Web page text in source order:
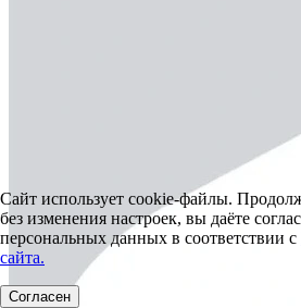
Сайт использует cookie-файлы.
без изменения настроек, вы даёте
персональных данных в соответствии с
сайта.
Согласен